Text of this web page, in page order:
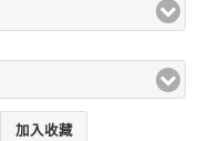
加入收藏